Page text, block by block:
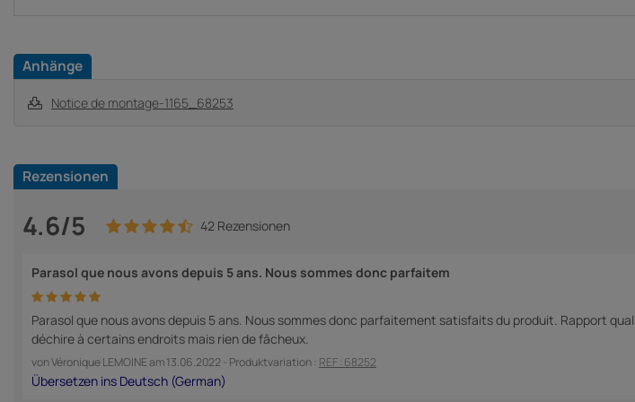
Anhänge
Notice de montage-1165_68253
Rezensionen
4.6/5 42 Rezensionen
Parasol que nous avons depuis 5 ans. Nous sommes donc parfaitem
Parasol que nous avons depuis 5 ans. Nous sommes donc parfaitement satisfaits du produit. Rapport
déchire à certains endroits mais rien de fâcheux.
vonVéronique LEMOINEam13.06.2022 - Produktvariation : REF : 68252